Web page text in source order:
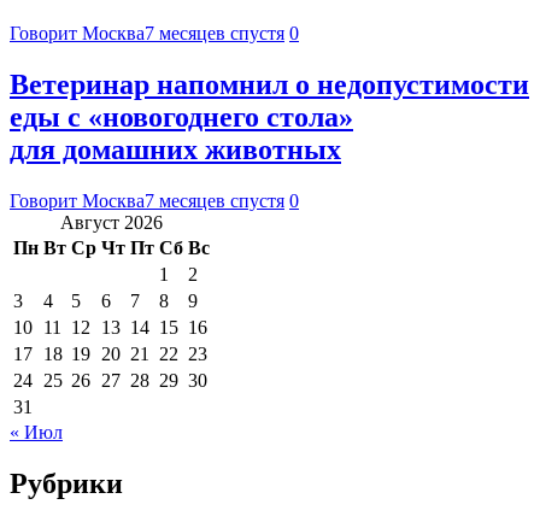
Говорит Москва7 месяцев спустя 0
Ветеринар напомнил о недопустимости
еды с «новогоднего стола»
для домашних животных
Говорит Москва7 месяцев спустя 0
Август 2026
Пн Вт Ср Чт Пт Сб Вс
1
2
3
4 5 6 7 8
9
10 11 12 13 14 15 16
17 18 19 20 21 22 23
24 25 26 27 28 29 30
31
« Июл
Рубрики